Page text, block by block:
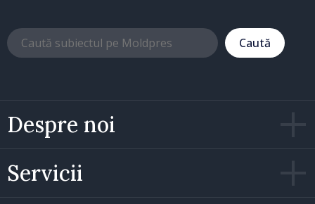
Despre noi
Servicii
Caută